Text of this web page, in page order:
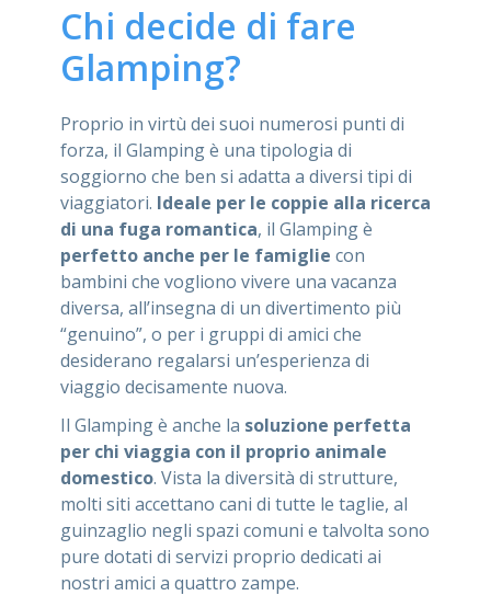
Chi decide di fare
Glamping?
Proprio in virtù dei suoi numerosi punti di
forza, il Glamping è una tipologia di
soggiorno che ben si adatta a diversi tipi di
viaggiatori. Ideale per le coppie alla ricerca
di una fuga romantica, il Glamping è
perfetto anche per le famiglie con
bambini che vogliono vivere una vacanza
diversa, all’insegna di un divertimento più
“genuino”, o per i gruppi di amici che
desiderano regalarsi un’esperienza di
viaggio decisamente nuova.
Il Glamping è anche la soluzione perfetta
per chi viaggia con il proprio animale
domestico. Vista la diversità di strutture,
molti siti accettano cani di tutte le taglie, al
guinzaglio negli spazi comuni e talvolta sono
pure dotati di servizi proprio dedicati ai
nostri amici a quattro zampe.